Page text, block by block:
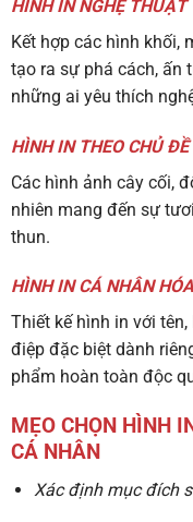
HÌNH IN NGHỆ THUẬT
Kết hợp các hình khối,
tạo ra sự phá cách, ấn
những ai yêu thích
HÌNH IN THEO CHỦ
Các hình ảnh cây cối,
nhiên mang đến sự
thun.
HÌNH IN CÁ NHÂN HÓA
Thiết kế hình in với
điệp đặc biệt dành
phẩm hoàn toàn độc
MẸO CHỌN HÌNH
CÁ NHÂN
Xác định mục đích